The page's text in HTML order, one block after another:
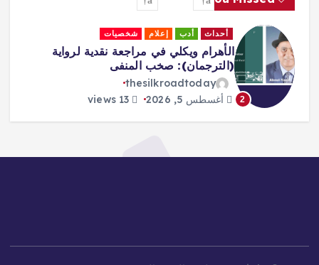
شخصيات
ويكلي في مراجعة نقدية لرواية
صخب المنفى
13 views
–